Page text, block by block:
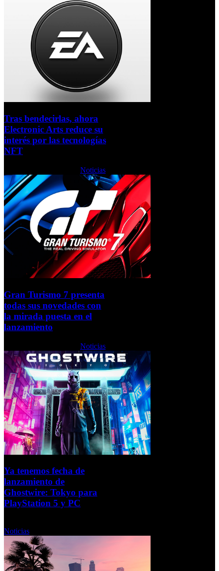
Tras bendecirlas, ahora
Electronic Arts reduce su
interés por las tecnologías
NFT
Noticias
Gran Turismo 7 presenta
todas sus novedades con
la mirada puesta en el
lanzamiento
Noticias
Ya tenemos fecha de
lanzamiento de
Ghostwire: Tokyo para
PlayStation 5 y PC
Noticias